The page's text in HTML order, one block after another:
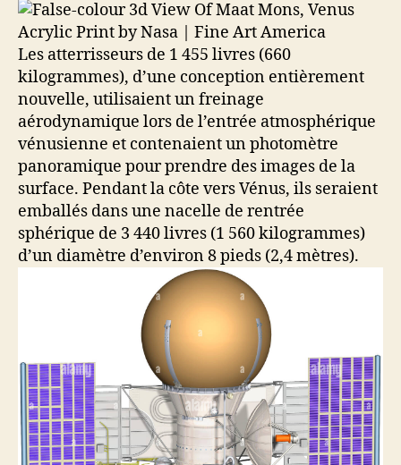
Les atterrisseurs de 1 455 livres (660
kilogrammes), d’une conception entièrement
nouvelle, utilisaient un freinage
aérodynamique lors de l’entrée atmosphérique
vénusienne et contenaient un photomètre
panoramique pour prendre des images de la
surface. Pendant la côte vers Vénus, ils seraient
emballés dans une nacelle de rentrée
sphérique de 3 440 livres (1 560 kilogrammes)
d’un diamètre d’environ 8 pieds (2,4 mètres).